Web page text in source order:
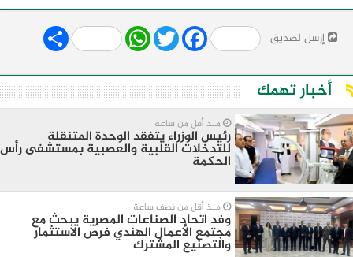
إرسل لصديق Share WhatsApp
Twitter Facebook
أخبار تهمك
منذ أقل من ساعة
رئيس الوزراء يتفقد الوحدة المتنقلة
للتدخلات القلبية والعصبية بمستشفى رأس
الحكمة
منذ أقل من نصف ساعة
وفد اتحاد الصناعات المصرية يبحث مع
مجتمع الأعمال الهندي فرص الاستثمار
والتصنيع المشترك